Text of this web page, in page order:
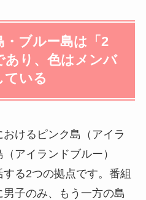
・ブルー島は「2
あり、色はメンバ
ている
けるピンク島（アイラ
アイランドブルー）
る2つの拠点です。番組
子のみ、もう一方の島